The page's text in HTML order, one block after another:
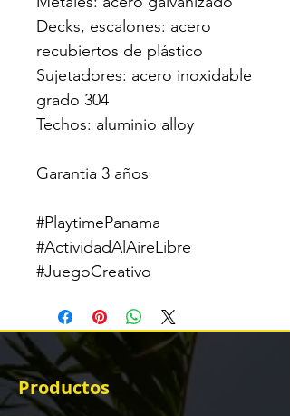
Decks, escalones: acero
recubiertos de plástico
Sujetadores: acero inoxidable
grado 304
Techos: aluminio alloy
Garantia 3 años
#PlaytimePanama
#ActividadAlAireLibre
#JuegoCreativo
Productos